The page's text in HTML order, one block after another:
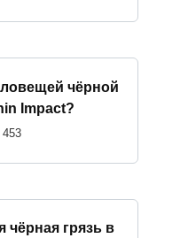
чёрной
Impact?
453
чёрная грязь в